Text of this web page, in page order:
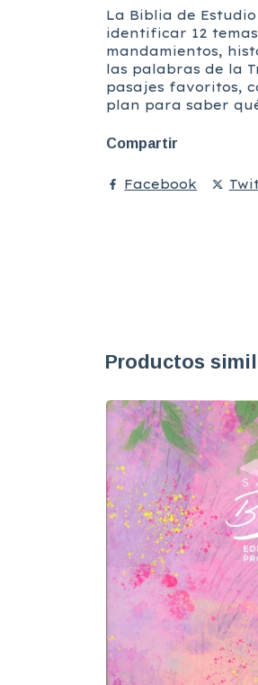
La Biblia de
identificar 12
mandamientos,
las palabras de la
pasajes favoritos,
plan para saber
Compartir
Facebook
Productos